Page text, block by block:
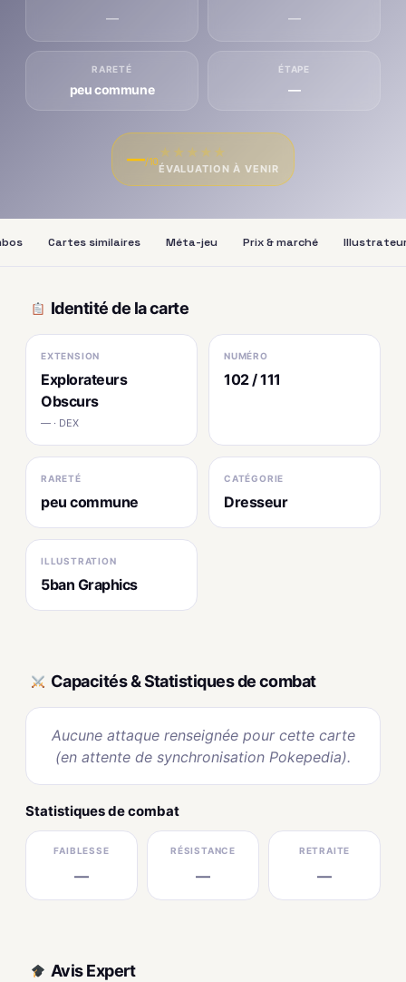
— —
RARETÉ
peu commune
ÉTAPE
—
—/10
★ ★ ★ ★ ★
ÉVALUATION À VENIR
Cartes similaires Méta-jeu Prix & marché
Identité de la carte
EXTENSION
Explorateurs
Obscurs
— · DEX
NUMÉRO
102 / 111
RARETÉ
peu commune
CATÉGORIE
Dresseur
ILLUSTRATION
5ban Graphics
Capacités & Statistiques de combat
Aucune attaque renseignée pour cette carte
(en attente de synchronisation Pokepedia).
Statistiques de combat
FAIBLESSE
—
RÉSISTANCE
—
RETRAITE
—
Avis Expert